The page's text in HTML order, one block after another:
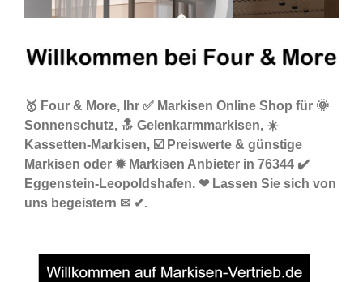
🥇 Four & More, Ihr ✅ Markisen Online Shop für 🌞
Sonnenschutz, 🔝 Gelenkarmmarkisen, ☀️
Kassetten-Markisen, ☑️ Preiswerte & günstige
Markisen oder ✹ Markisen Anbieter in 76344 ✔️
Eggenstein-Leopoldshafen. ❤ Lassen Sie sich von
uns begeistern ✉ ✔.